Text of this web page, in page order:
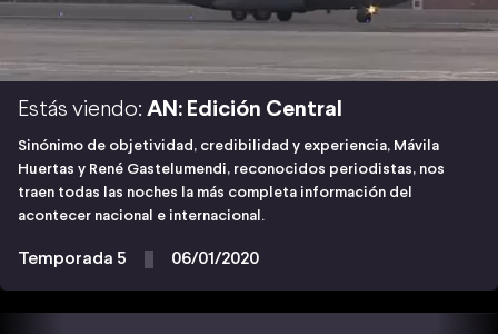
Estás viendo: AN: Edición Central
Sinónimo de objetividad, credibilidad y experiencia, Mávila
Huertas y René Gastelumendi, reconocidos periodistas, nos
traen todas las noches la más completa información del
acontecer nacional e internacional.
Temporada 5 06/01/2020